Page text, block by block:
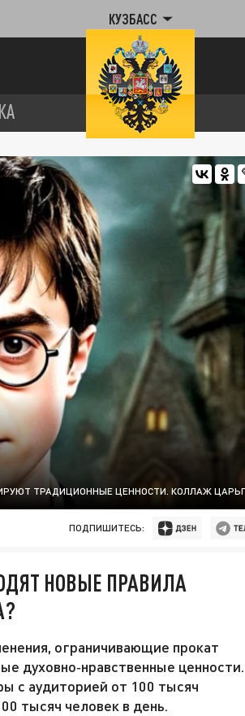
КУЗБАСС
ТРАДИЦИОННЫЕ ЦЕННОСТИ. КОЛЛАЖ
ПОДПИШИТЕСЬ:
НОВЫЕ ПРАВИЛА
ограничивающие прокат
духовно‑нравственные ценности.
с аудиторией от 100 тысяч
тысяч человек в день.